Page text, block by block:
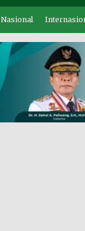
Nasional